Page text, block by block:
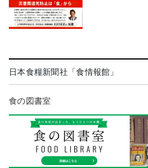
日本食糧新聞社「食情報館」
食の図書室